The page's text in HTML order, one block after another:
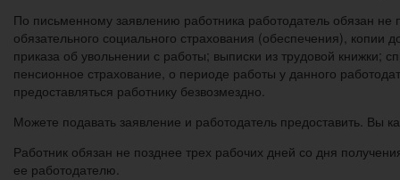
По письменному заявлению работника работодатель обязан не
обязательного социального страхования (обеспечения),
приказа об увольнении с работы; выписки из трудовой книжки;
пенсионное страхование, о периоде работы у данного
предоставляться работнику безвозмездно.
Можете подавать заявление и работодатель предоставить. Вы
Работник обязан не позднее трех рабочих дней со дня
ее работодателю.